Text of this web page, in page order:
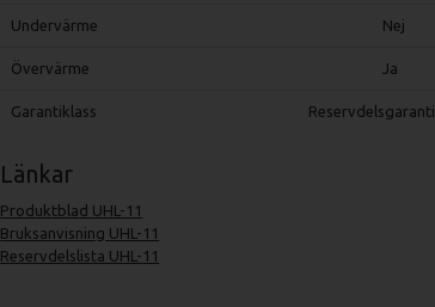
Undervärme Nej
Övervärme Ja
Garantiklass Reservdelsgaranti
Länkar
Produktblad UHL-11
Bruksanvisning UHL-11
Reservdelslista UHL-11